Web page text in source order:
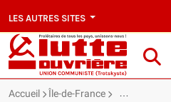
LES AUTRES SITES
Accueil Île-de-France